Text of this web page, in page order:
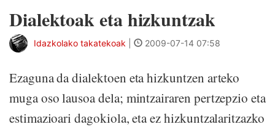
Dialektoak eta hizkuntzak
Idazkolako takatekoak 2009-07-14 07:58
Ezaguna da dialektoen eta hizkuntzen arteko
muga oso lausoa dela; mintzairaren pertzepzio eta
estimazioari dagokiola, eta ez hizkuntzalaritzazko